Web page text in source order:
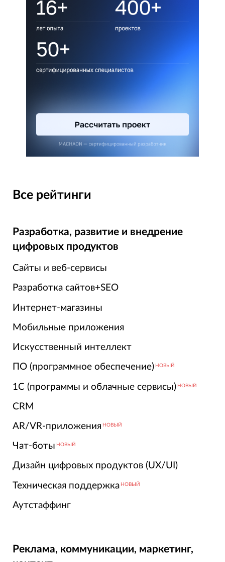
Все рейтинги
Разработка, развитие и внедрение
цифровых продуктов
Сайты и веб-сервисы
Разработка сайтов+SEO
Интернет-магазины
Мобильные приложения
Искусственный интеллект
ПО (программное обеспечение) НОВЫЙ
1С (программы и облачные сервисы) НОВЫЙ
CRM
AR/VR-приложения НОВЫЙ
Чат-боты НОВЫЙ
Дизайн цифровых продуктов (UX/UI)
Техническая поддержка НОВЫЙ
Аутстаффинг
Реклама, коммуникации, маркетинг,